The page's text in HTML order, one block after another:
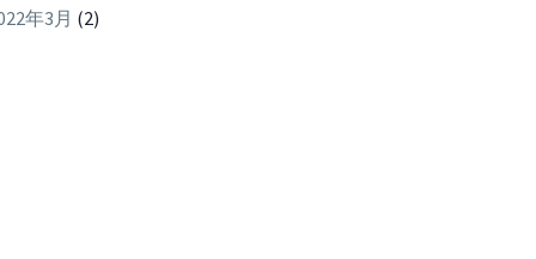
年3月 (2)